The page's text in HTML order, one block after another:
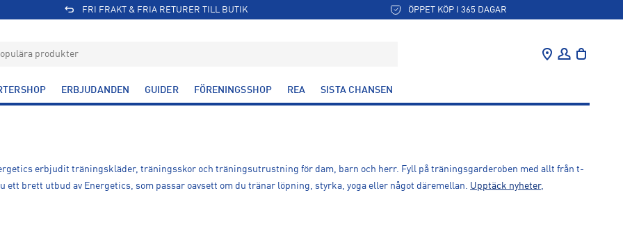
FRI FRAKT & FRIA RETURER TILL BUTIK ÖPPET KÖP I 365 DAGAR
ERBJUDANDEN GUIDER FÖRENINGSSHOP REA SISTA CHANSEN
erbjudit träningskläder, träningsskor och träningsutrustning för dam, barn och herr. Fyll på träningsgarderoben med allt från t-
brett utbud av Energetics, som passar oavsett om du tränar löpning, styrka, yoga eller något däremellan. Upptäck nyheter,